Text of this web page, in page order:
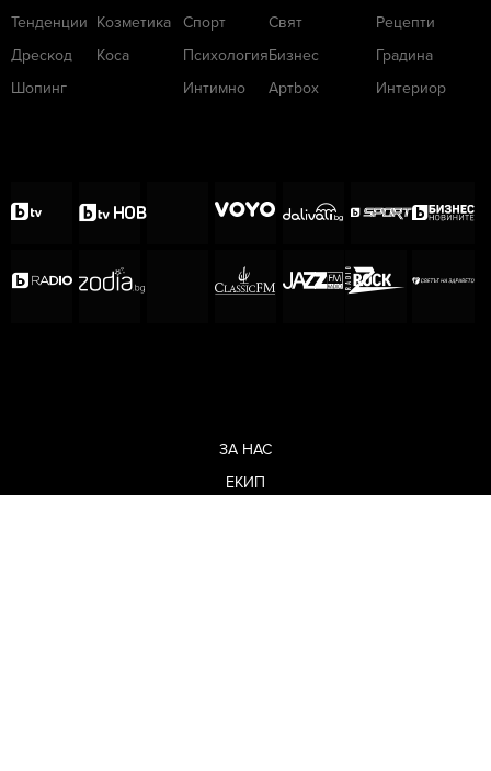
Тенденции
Дрескод
Шопинг
Козметика
Коса
Спорт
Психология
Интимно
Свят
Бизнес
Артbox
Рецепти
Градина
Интериор
ЗА НАС
ЕКИП